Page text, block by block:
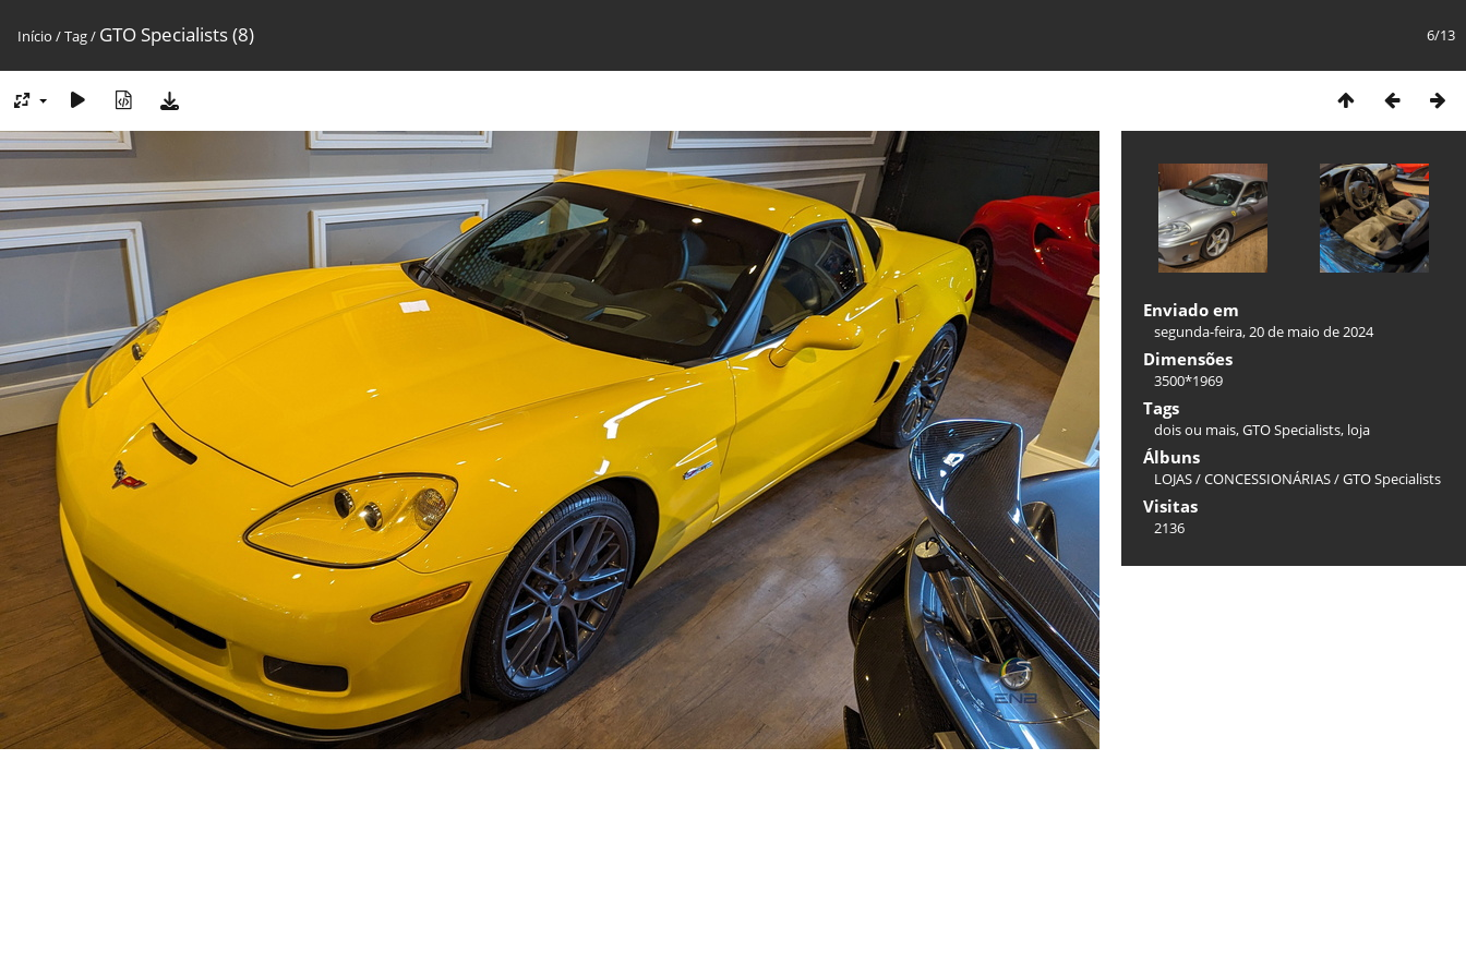
6/13
Início /Tag/ GTO Specialists (8)
Enviado em
segunda-feira, 20 de maio de 2024
Dimensões
3500*1969
Tags
dois ou mais,GTO Specialists, loja
Álbuns
LOJAS / CONCESSIONÁRIAS/GTO Specialists
Visitas
2136